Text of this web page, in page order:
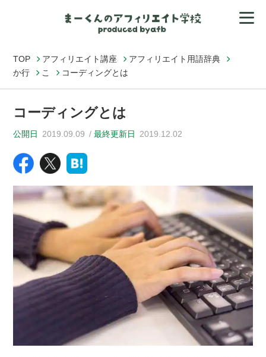
TOP アフィリエイト講座
アフィリエイト用語辞典
か行
こ コーディングとは
コーディングとは
公開日 2019.09.09 最終更新日 2019.12.02